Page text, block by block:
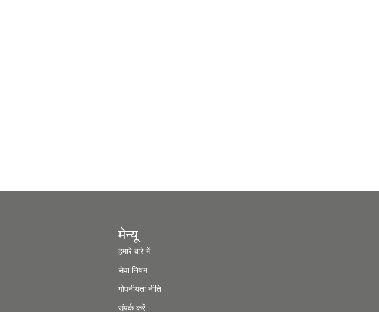
मेन्यू
हमारे बारे में
सेवा नियम
गोपनीयता नीति
संपर्क करें